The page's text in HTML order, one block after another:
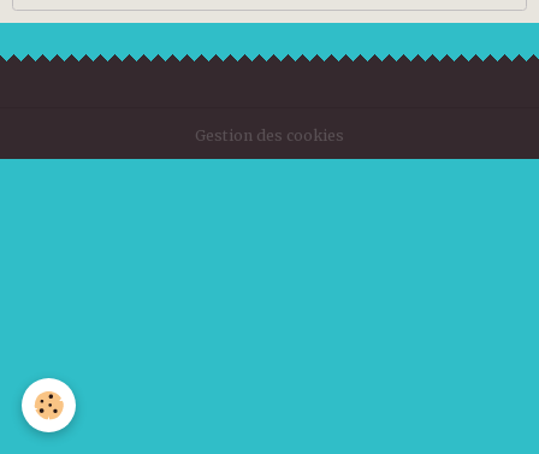
Gestion des cookies